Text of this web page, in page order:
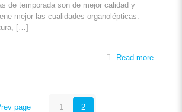
de temporada son de mejor calidad y
mejor las cualidades organolépticas:
[…]
Read more
page 1 2